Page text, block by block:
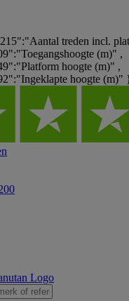
treden incl.
(m)" ,
hoogte (m)" ,
hoogte (m)"